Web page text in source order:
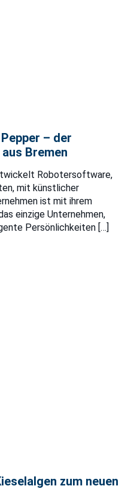
– der
Bremen
Robotersoftware,
mit künstlicher
ist mit ihrem
einzige Unternehmen,
Persönlichkeiten […]
zum neuen